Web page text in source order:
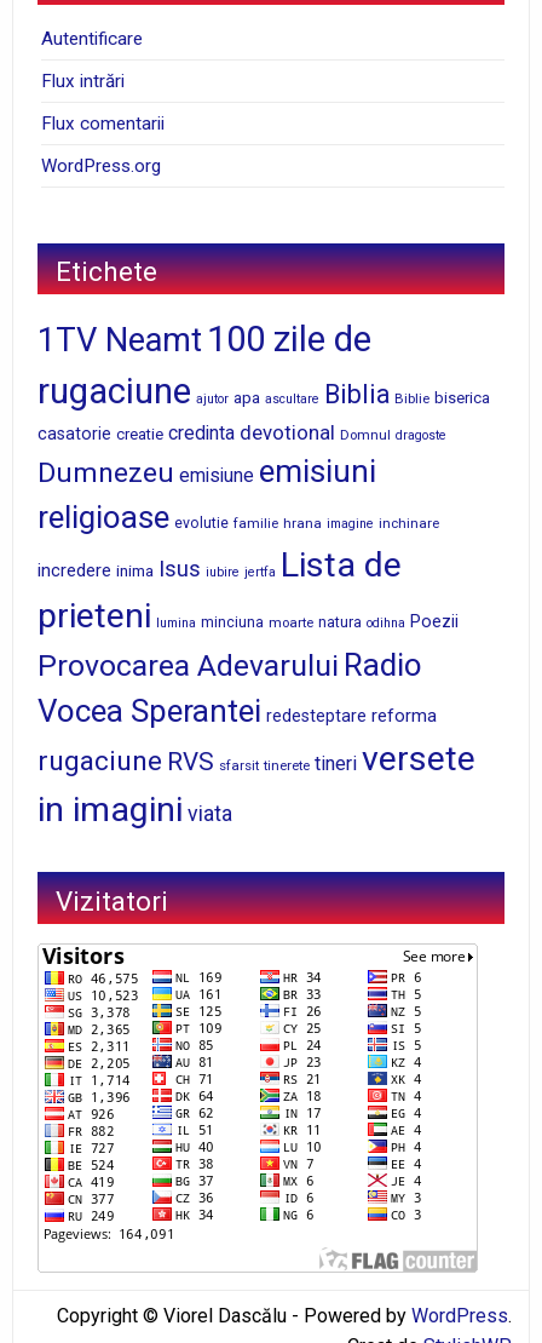
Autentificare
Flux intrări
Flux comentarii
WordPress.org
Etichete
1TV Neamt 100 zile de
rugaciune ajutor apa ascultare Biblia Biblie biserica
casatorie creatie credinta devotional Domnul dragoste
Dumnezeu emisiune emisiuni
religioase evolutie familie hrana imagine inchinare
incredere inima Isus iubire jertfa Lista de
prieteni
lumina minciuna moarte natura odihna Poezii
Provocarea Adevarului Radio
Vocea Sperantei redesteptare reforma
rugaciune RVS sfarsit tinerete tineri versete
in imagini viata
Vizitatori
Copyright © Viorel Dascălu - Powered by WordPress.